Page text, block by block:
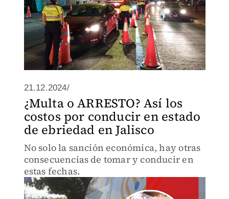
21.12.2024/
¿Multa o ARRESTO? Así los
costos por conducir en estado
de ebriedad en Jalisco
No solo la sanción económica, hay otras
consecuencias de tomar y conducir en
estas fechas.